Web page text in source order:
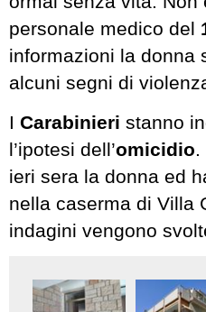
personale medico del
informazioni la donna
alcuni segni di
I Carabinieri stanno
l’ipotesi dell’omicidio
ieri sera la donna ed
nella caserma di Villa
indagini vengono